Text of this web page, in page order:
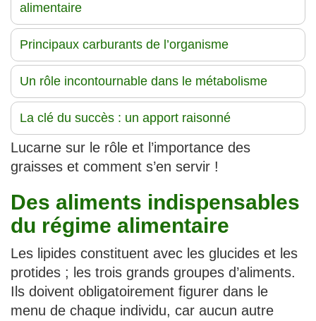
alimentaire
Principaux carburants de l’organisme
Un rôle incontournable dans le métabolisme
La clé du succès : un apport raisonné
Lucarne sur le rôle et l’importance des
graisses et comment s’en servir !
Des aliments indispensables
du régime alimentaire
Les lipides constituent avec les glucides et les
protides ; les trois grands groupes d’aliments.
Ils doivent obligatoirement figurer dans le
menu de chaque individu, car aucun autre